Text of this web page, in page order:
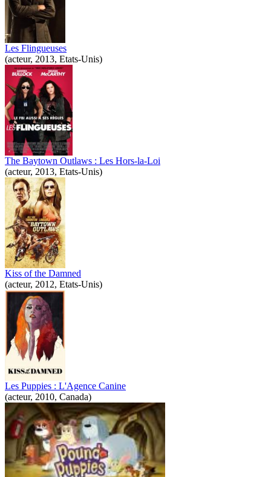
Les Flingueuses
(acteur, 2013, Etats-Unis)
The Baytown Outlaws : Les Hors-la-Loi
(acteur, 2013, Etats-Unis)
Kiss of the Damned
(acteur, 2012, Etats-Unis)
Les Puppies : L'Agence Canine
(acteur, 2010, Canada)